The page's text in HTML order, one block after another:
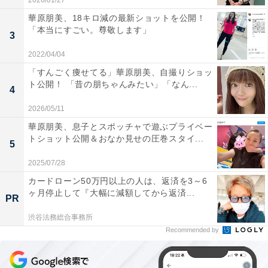
3
華原朋美、18キロ減の最新ショットを公開！
「本当にすごい。尊敬します」
2022/04/04
4
「すんごく痩せてる」華原朋美、自撮りショッ
ト公開！ 「昔の朋ちゃんみたい」「なん...
2026/05/11
5
華原朋美、息子とスポッチャで遊ぶプライベー
トショット公開＆おなか見せの圧巻スタイ...
2025/07/28
PR
カードローン50万円以上の人は、返済を3～6
ヶ月停止して『大幅に減額してから返済...
渋谷法務総合事務所
Recommended by